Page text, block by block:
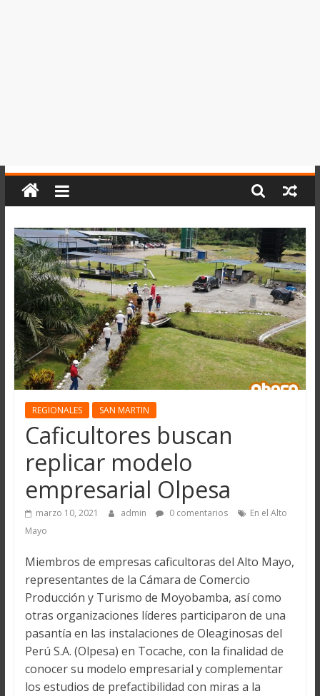
REGIONALES SAN MARTIN
Caficultores buscan
replicar modelo
empresarial Olpesa
marzo 10, 2021 admin 0 comentarios
En el Alto
Mayo
Miembros de empresas caficultoras del Alto Mayo,
representantes de la Cámara de Comercio
Producción y Turismo de Moyobamba, así como
otras organizaciones líderes participaron de una
pasantía en las instalaciones de Oleaginosas del
Perú S.A. (Olpesa) en Tocache, con la finalidad de
conocer su modelo empresarial y complementar
los estudios de prefactibilidad con miras a la